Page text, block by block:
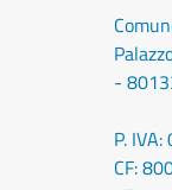
-
P.
CF: